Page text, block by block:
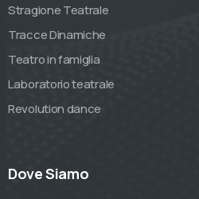
Stragione Teatrale
Tracce Dinamiche
Teatro in famiglia
Laboratorio teatrale
Revolution dance
Dove Siamo